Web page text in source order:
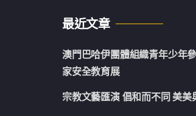
最近文章
澳門巴哈伊團體組織青年少年
家安全教育展
宗教文藝匯演 倡和而不同 美美